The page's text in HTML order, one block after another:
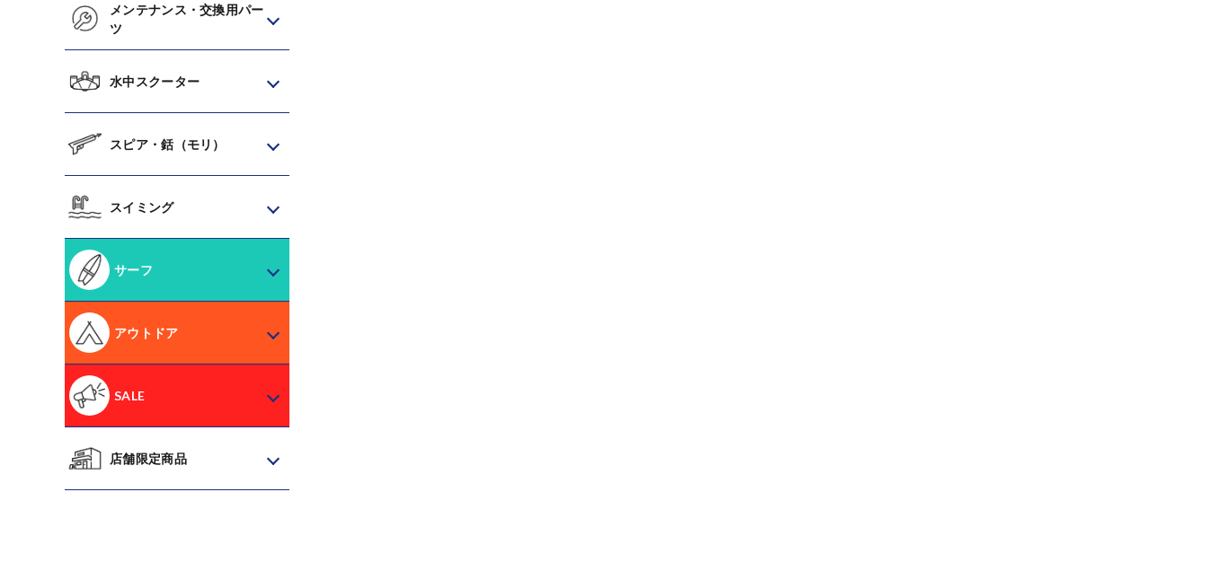
メンテナンス・交換用パー
ツ
水中スクーター
スピア・銛（モリ）
スイミング
サーフ
アウトドア
SALE
店舗限定商品